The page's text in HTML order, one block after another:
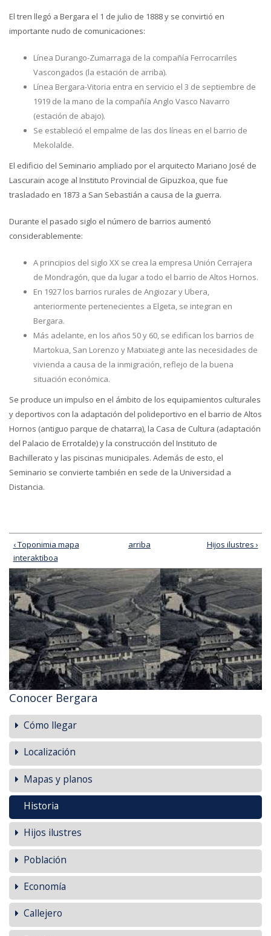
El tren llegó a Bergara el 1 de julio de 1888 y se convirtió en
importante nudo de comunicaciones:
Línea Durango-Zumarraga de la compañía Ferrocarriles
Vascongados (la estación de arriba).
Línea Bergara-Vitoria entra en servicio el 3 de septiembre de
1919 de la mano de la compañía Anglo Vasco Navarro
(estación de abajo).
Se estableció el empalme de las dos líneas en el barrio de
Mekolalde.
El edificio del Seminario ampliado por el arquitecto Mariano José de
Lascurain acoge al Instituto Provincial de Gipuzkoa, que fue
trasladado en 1873 a San Sebastián a causa de la guerra.
Durante el pasado siglo el número de barrios aumentó
considerablemente:
A principios del siglo XX se crea la empresa Unión Cerrajera
de Mondragón, que da lugar a todo el barrio de Altos Hornos.
En 1927 los barrios rurales de Angiozar y Ubera,
anteriormente pertenecientes a Elgeta, se integran en
Bergara.
Más adelante, en los años 50 y 60, se edifican los barrios de
Martokua, San Lorenzo y Matxiategi ante las necesidades de
vivienda a causa de la inmigración, reflejo de la buena
situación económica.
Se produce un impulso en el ámbito de los equipamientos culturales
y deportivos con la adaptación del polideportivo en el barrio de Altos
Hornos (antiguo parque de chatarra), la Casa de Cultura (adaptación
del Palacio de Errotalde) y la construcción del Instituto de
Bachillerato y las piscinas municipales. Además de esto, el
Seminario se convierte también en sede de la Universidad a
Distancia.
‹ Toponimia mapa
interaktiboa
arriba Hijos ilustres ›
Conocer Bergara
Cómo llegar
Localización
Mapas y planos
Historia
Hijos ilustres
Población
Economía
Callejero